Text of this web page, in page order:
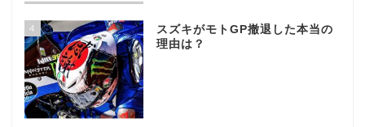
4
スズキがモトGP撤退した本当の
理由は？